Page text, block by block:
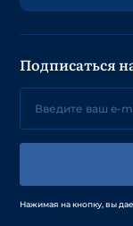
Подписаться
Нажимая на кнопку, вы